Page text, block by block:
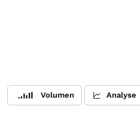
Volumen Analyse